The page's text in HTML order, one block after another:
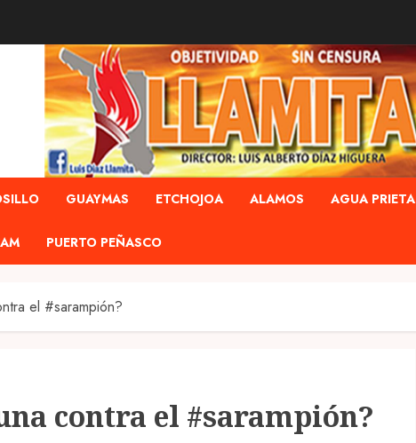
GUAYMAS ETCHOJOA ALAMOS AGUA PRIETA
PUERTO PEÑASCO
el #sarampión?
contra el #sarampión?